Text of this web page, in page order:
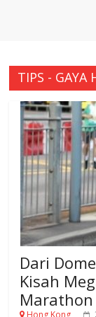
TIPS - GAYA
Dari
Kisah
Marathon
Hong Kong